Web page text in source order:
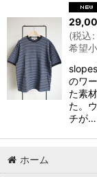
(税込:
希望
のワ
た素
た。
チが…
ホーム